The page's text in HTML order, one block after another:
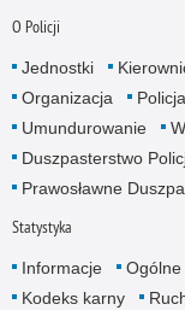
O Policji
Jednostki
Organizacja
Umundurowanie
Duszpasterstwo
Prawosławne
Statystyka
Informacje Ogólne
Kodeks karny